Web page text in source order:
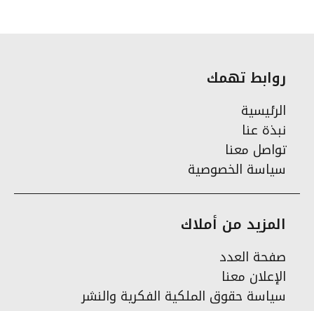
روابط تهمك
الرئيسية
نبذة عنا
تواصل معنا
سياسة الخصوصية
المزيد من أملاك
صفحة العدد
الإعلان معنا
سياسة حقوق الملكية الفكرية والنشر